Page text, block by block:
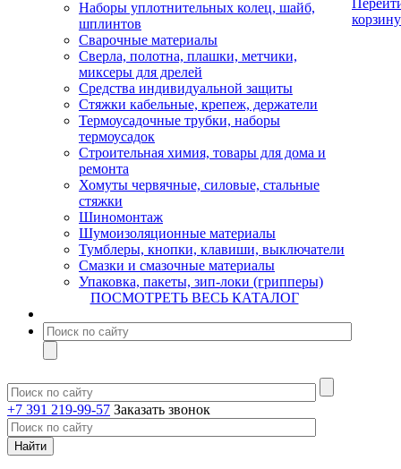
Наборы уплотнительных колец, шайб,
шплинтов
Сварочные материалы
Сверла, полотна, плашки, метчики,
миксеры для дрелей
Средства индивидуальной защиты
Стяжки кабельные, крепеж, держатели
Термоусадочные трубки, наборы
термоусадок
Строительная химия, товары для дома и
ремонта
Хомуты червячные, силовые, стальные
стяжки
Шиномонтаж
Шумоизоляционные материалы
Тумблеры, кнопки, клавиши, выключатели
Смазки и смазочные материалы
Упаковка, пакеты, зип-локи (грипперы)
ПОСМОТРЕТЬ ВЕСЬ КАТАЛОГ
+7 391 219-99-57 Заказать звонок
корзину